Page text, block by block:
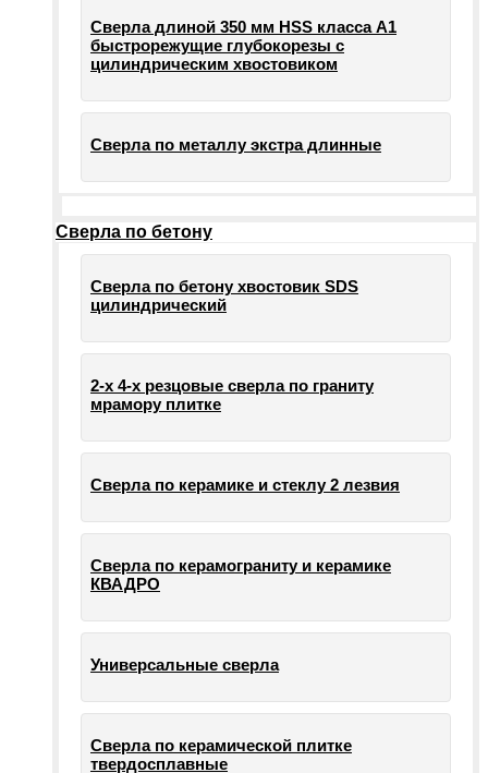
Сверла длиной 350 мм HSS класса А1
быстрорежущие глубокорезы с
цилиндрическим хвостовиком
Сверла по металлу экстра длинные
Сверла по бетону
Сверла по бетону хвостовик SDS
цилиндрический
2-х 4-х резцовые сверла по граниту
мрамору плитке
Сверла по керамике и стеклу 2 лезвия
Сверла по керамограниту и керамике
КВАДРО
Универсальные сверла
Сверла по керамической плитке
твердосплавные